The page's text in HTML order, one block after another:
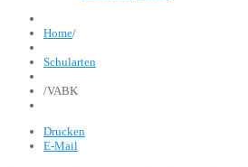
Home/
Schularten
/VABK
Drucken
E-Mail